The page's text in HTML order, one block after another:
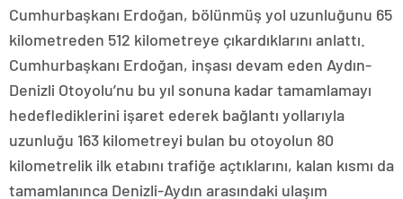
Cumhurbaşkanı Erdoğan, bölünmüş yol uzunluğunu 65
kilometreden 512 kilometreye çıkardıklarını anlattı.
Cumhurbaşkanı Erdoğan, inşası devam eden Aydın-
Denizli Otoyolu’nu bu yıl sonuna kadar tamamlamayı
hedeflediklerini işaret ederek bağlantı yollarıyla
uzunluğu 163 kilometreyi bulan bu otoyolun 80
kilometrelik ilk etabını trafiğe açtıklarını, kalan kısmı da
tamamlanınca Denizli-Aydın arasındaki ulaşım